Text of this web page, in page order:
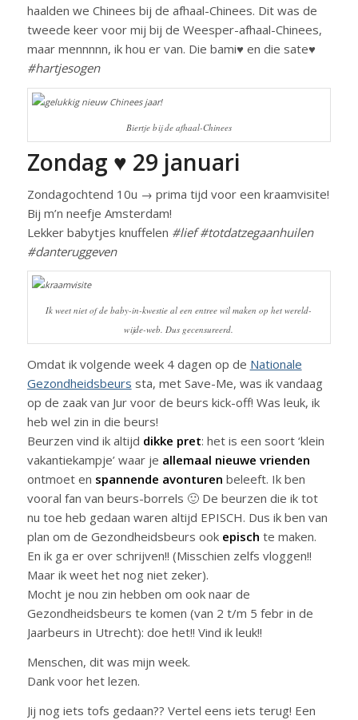
haalden we Chinees bij de afhaal-Chinees. Dit was de
tweede keer voor mij bij de Weesper-afhaal-Chinees,
maar mennnnn, ik hou er van. Die bami♥ en die sate♥
#hartjesogen
Biertje bij de afhaal-Chinees
Zondag ♥ 29 januari
Zondagochtend 10u → prima tijd voor een kraamvisite!
Bij m’n neefje Amsterdam!
Lekker babytjes knuffelen #lief #totdatzegaanhuilen
#danteruggeven
Ik weet niet of de baby-in-kwestie al een entree wil maken op het wereld-
wijde-web. Dus gecensureerd.
Omdat ik volgende week 4 dagen op de Nationale
Gezondheidsbeurs sta, met Save-Me, was ik vandaag
op de zaak van Jur voor de beurs kick-off! Was leuk, ik
heb wel zin in die beurs!
Beurzen vind ik altijd dikke pret: het is een soort ‘klein
vakantiekampje’ waar je allemaal nieuwe vrienden
ontmoet en spannende avonturen beleeft. Ik ben
vooral fan van beurs-borrels 🙂 De beurzen die ik tot
nu toe heb gedaan waren altijd EPISCH. Dus ik ben van
plan om de Gezondheidsbeurs ook episch te maken.
En ik ga er over schrijven!! (Misschien zelfs vloggen!!
Maar ik weet het nog niet zeker).
Mocht je nou zin hebben om ook naar de
Gezondheidsbeurs te komen (van 2 t/m 5 febr in de
Jaarbeurs in Utrecht): doe het!! Vind ik leuk!!
Menschen, dit was mijn week.
Dank voor het lezen.
Jij nog iets tofs gedaan?? Vertel eens iets terug! Een